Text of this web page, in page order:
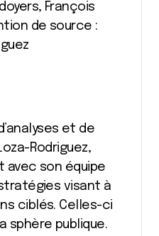
François
de source :
et de
Rodriguez,
avec son équipe
visant à
ciblés. Celles-ci
sphère publique.